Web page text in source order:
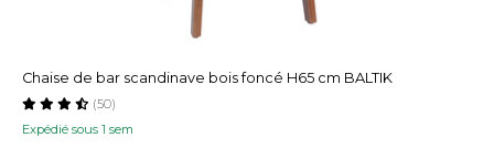
Chaise de bar scandinave bois foncé H65 cm BALTIK
Expédié sous 1 sem
(50)